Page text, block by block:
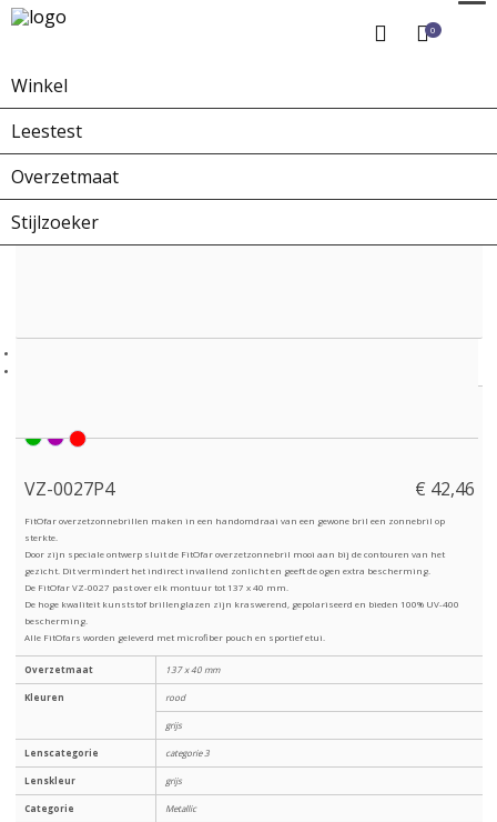
0
Winkel
Leestest
Overzetmaat
Stijlzoeker
Home Winkel
VZ-0027P4 € 42,46
FitOfar overzetzonnebrillen maken in een handomdraai van een gewone bril een zonnebril op
sterkte.
Door zijn speciale ontwerp sluit de FitOfar overzetzonnebril mooi aan bij de contouren van het
gezicht. Dit vermindert het indirect invallend zonlicht en geeft de ogen extra bescherming.
De FitOfar VZ-0027 past over elk montuur tot 137 x 40 mm.
De hoge kwaliteit kunststof brillenglazen zijn kraswerend, gepolariseerd en bieden 100% UV-400
bescherming.
Alle FitOfars worden geleverd met microfiber pouch en sportief etui.
Overzetmaat 137 x 40 mm
Kleuren rood
grijs
Lenscategorie categorie 3
Lenskleur grijs
Categorie Metallic